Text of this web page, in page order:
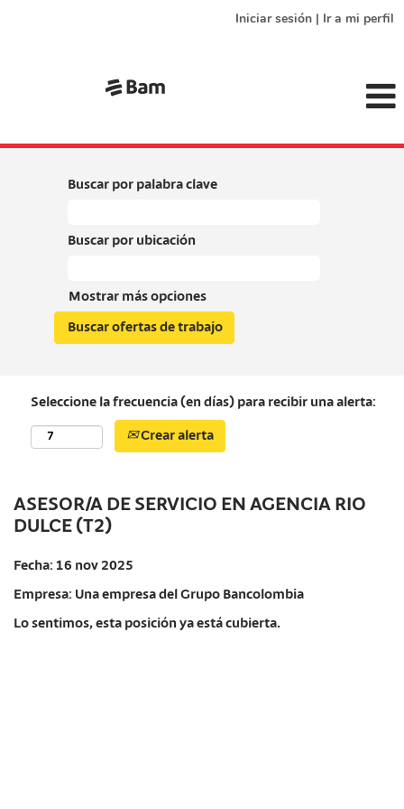
Iniciar sesión | Ir a mi perfil
Buscar por palabra clave
Buscar por ubicación
Mostrar más opciones
Seleccione la frecuencia (en días) para recibir una alerta:
Crear alerta
ASESOR/A DE SERVICIO EN AGENCIA RIO
DULCE (T2)
Fecha: 16 nov 2025
Empresa: Una empresa del Grupo Bancolombia
Lo sentimos, esta posición ya está cubierta.